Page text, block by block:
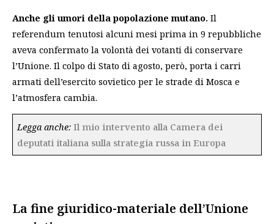
Anche gli umori della popolazione mutano. Il
referendum tenutosi alcuni mesi prima in 9 repubbliche
aveva confermato la volontà dei votanti di conservare
l’Unione. Il colpo di Stato di agosto, però, porta i carri
armati dell’esercito sovietico per le strade di Mosca e
l’atmosfera cambia.
Legga anche:Il mio intervento alla Camera dei
deputati italiana sulla strategia russa in Europa
La fine giuridico-materiale dell’Unione